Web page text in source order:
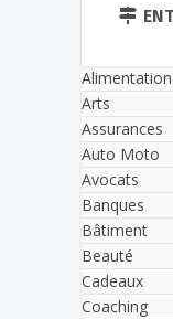
Alimentation
Arts
Assurances
Auto Moto
Avocats
Banques
Bâtiment
Beauté
Cadeaux
Coaching